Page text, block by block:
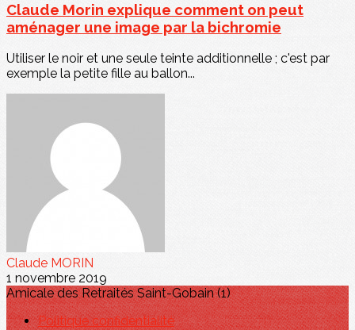
Claude Morin explique comment on peut
aménager une image par la bichromie
Utiliser le noir et une seule teinte additionnelle ; c'est par
exemple la petite fille au ballon...
Claude MORIN
1 novembre 2019
Amicale des Retraités Saint-Gobain (1)
Politique confidentialité